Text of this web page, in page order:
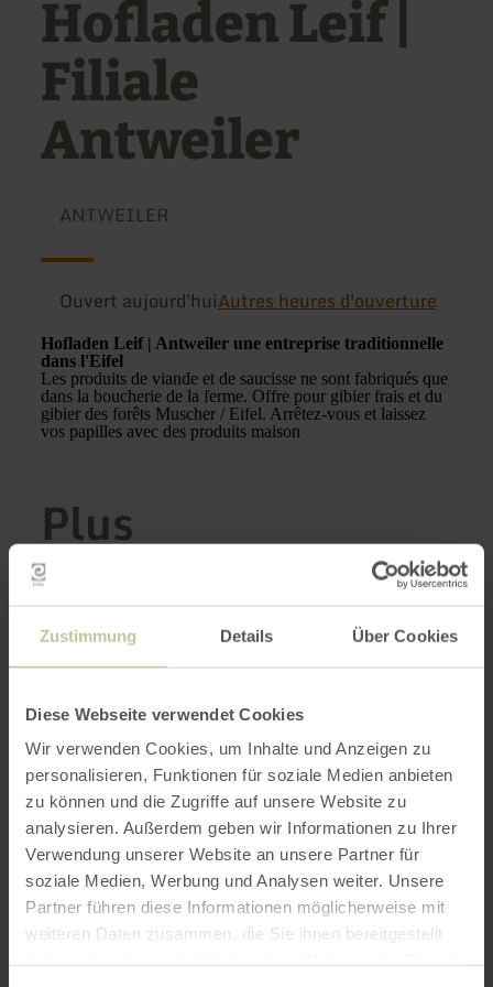
Zustimmung Details Über Cookies
Diese Webseite verwendet Cookies
Wir verwenden Cookies, um Inhalte und Anzeigen zu
personalisieren, Funktionen für soziale Medien anbieten
zu können und die Zugriffe auf unsere Website zu
analysieren. Außerdem geben wir Informationen zu Ihrer
Verwendung unserer Website an unsere Partner für
soziale Medien, Werbung und Analysen weiter. Unsere
Partner führen diese Informationen möglicherweise mit
weiteren Daten zusammen, die Sie ihnen bereitgestellt
Hofladen Leif |
Filiale
Antweiler
ANTWEILER
Ouvert aujourd'huiAutres heures d'ouverture
Hofladen Leif | Antweiler une entreprise traditionnelle
dans l'Eifel
Les produits de viande et de saucisse ne sont fabriqués que
dans la boucherie de la ferme. Offre pour gibier frais et du
gibier des forêts Muscher / Eifel. Arrêtez-vous et laissez
vos papilles avec des produits maison
Plus
d'informations
Caractéristiques / Particularités
Catégories
Impressions